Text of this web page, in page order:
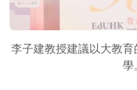
李子建教授建議以大教
學